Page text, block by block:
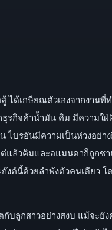
ด้เกษียณตัวเองจากงาน
รกิจค้าน้ำมัน คิม มีความใ
ไบรอันมีความเป็นห่วงอย่
แล้วคิมและอแมนดาก็ถูก
ค์นี้ด้วยลำพังตัวคนเดียว โ
ลูกสาวอย่างสงบ แม้จะยั